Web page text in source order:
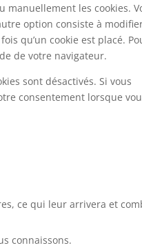
les cookies.
option consiste à
qu’un cookie est placé.
de votre navigateur.
sont désactivés. Si vous
consentement lorsque
ce qui leur arrivera et
connaissons.